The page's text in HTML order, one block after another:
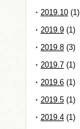
2019.10 (1)
2019.9 (1)
2019.8 (3)
2019.7 (1)
2019.6 (1)
2019.5 (1)
2019.4 (1)